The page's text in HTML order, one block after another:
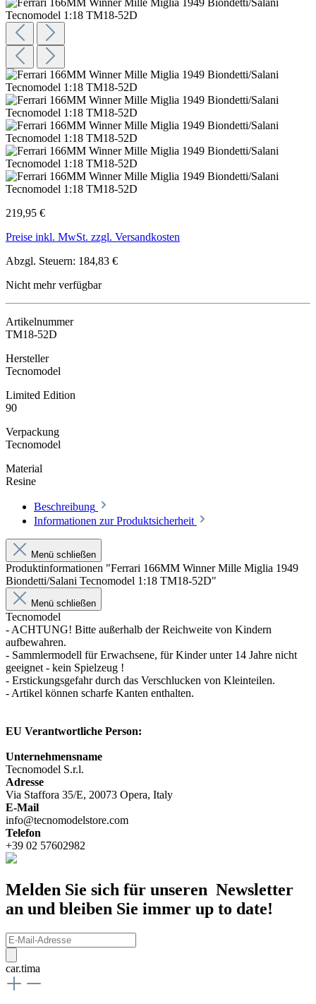
219,95 €
Preise inkl. MwSt. zzgl. Versandkosten
Abzgl. Steuern: 184,83 €
Nicht mehr verfügbar
Artikelnummer
TM18-52D
Hersteller
Tecnomodel
Limited Edition
90
Verpackung
Tecnomodel
Material
Resine
Beschreibung
Informationen zur Produktsicherheit
Menü schließen
Produktinformationen "Ferrari 166MM Winner Mille Miglia 1949
Biondetti/Salani Tecnomodel 1:18 TM18-52D"
Menü schließen
Tecnomodel
- ACHTUNG! Bitte außerhalb der Reichweite von Kindern
aufbewahren.
- Sammlermodell für Erwachsene, für Kinder unter 14 Jahre nicht
geeignet - kein Spielzeug !
- Erstickungsgefahr durch das Verschlucken von Kleinteilen.
- Artikel können scharfe Kanten enthalten.
EU Verantwortliche Person:
Unternehmensname
Tecnomodel S.r.l.
Adresse
Via Staffora 35/E, 20073 Opera, Italy
E-Mail
info@tecnomodelstore.com
Telefon
+39 02 57602982
Melden Sie sich für unseren Newsletter
an und bleiben Sie immer up to date!
car.tima